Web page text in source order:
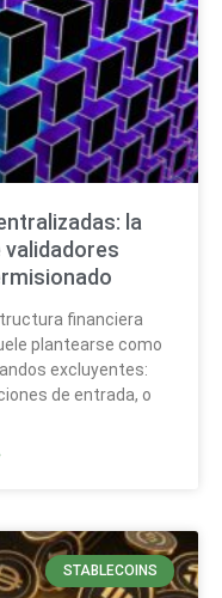
la
financiera
plantearse como
excluyentes:
de entrada, o
STABLECOINS